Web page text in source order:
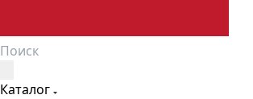
Каталог